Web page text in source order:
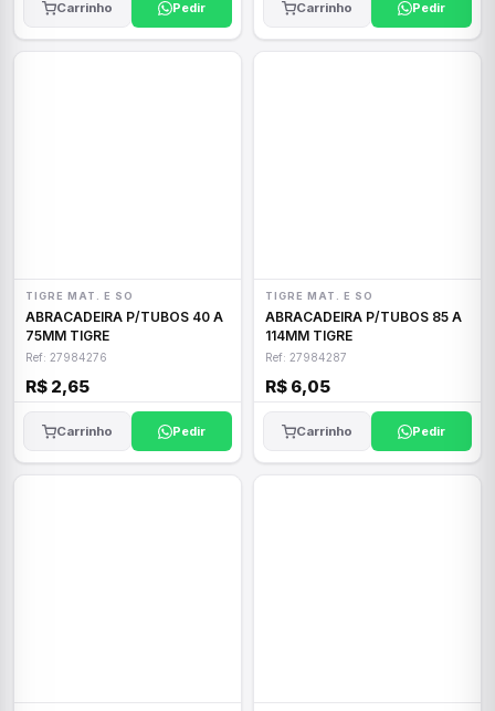
Carrinho Pedir Carrinho Pedir
TIGRE MAT. E SO
ABRACADEIRA P/TUBOS 40 A
75MM TIGRE
Ref: 27984276
R$ 2,65
Carrinho Pedir
TIGRE MAT. E SO
ABRACADEIRA P/TUBOS 85 A
114MM TIGRE
Ref: 27984287
R$ 6,05
Carrinho Pedir